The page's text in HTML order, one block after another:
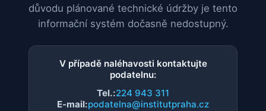
důvodu plánované technické údržby je tento
informační systém dočasně nedostupný.
V případě naléhavosti kontaktujte
podatelnu:
Tel.:224 943 311
E-mail:podatelna@institutpraha.cz